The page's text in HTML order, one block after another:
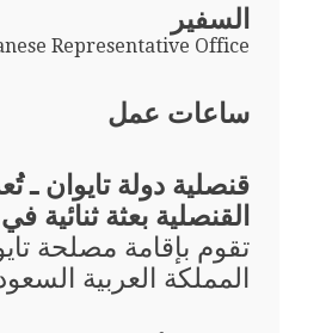
السفير
Representative Office
ساعات عمل
قنصلية دولة تايوان ـ
القنصلية بعثة ثنائية في
تقوم بإقامة مصلحة
المملكة العربية